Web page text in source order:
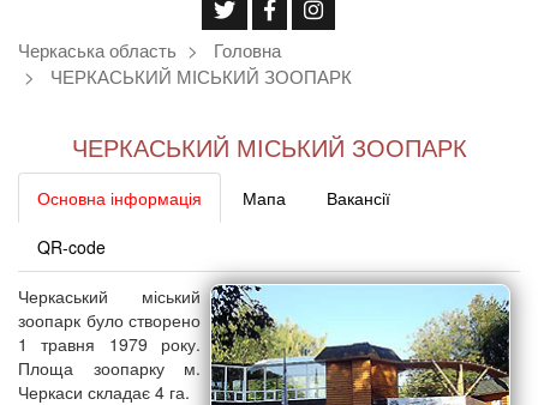
Черкаська область
Головна
ЧЕРКАСЬКИЙ МІСЬКИЙ ЗООПАРК
ЧЕРКАСЬКИЙ МІСЬКИЙ ЗООПАРК
Основна інформація Мапа Вакансії
QR-code
Черкаський міський
зоопарк було створено
1 травня 1979 року.
Площа зоопарку м.
Черкаси складає 4 га.